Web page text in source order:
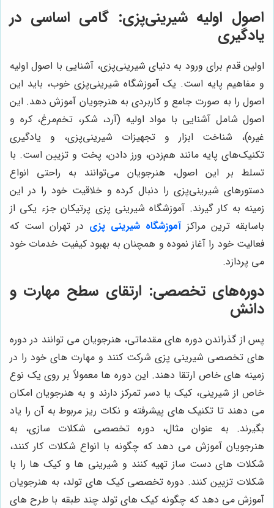
اصول اولیه شیرینی‌پزی: گامی اساسی در
یادگیری
اولین قدم برای ورود به دنیای شیرینی‌پزی، آشنایی با اصول اولیه
و مفاهیم پایه است. یک آموزشگاه شیرینی‌پزی خوب، باید این
اصول را به صورت جامع و کاربردی به هنرجویان آموزش دهد. این
اصول شامل آشنایی با مواد اولیه (آرد، شکر، تخم‌مرغ، کره و
غیره)، شناخت ابزار و تجهیزات شیرینی‌پزی، و یادگیری
تکنیک‌های پایه مانند هم‌زدن، ورز دادن، پخت و تزیین است. با
تسلط بر این اصول، هنرجویان می‌توانند به راحتی انواع
دستورهای شیرینی‌پزی را دنبال کرده و خلاقیت خود را در این
زمینه به کار گیرند. آموزشگاه شیرینی پزی پرتیکان جزء یکی از
باسابقه ترین مراکزآموزشگاه شیرینی پزی در تهران است که
فعالیت خود را آغاز نموده و همچنان به بهبود کیفیت خدمات خود
می پردازد.
دوره‌های تخصصی: ارتقای سطح مهارت و
دانش
پس از گذراندن دوره های مقدماتی، هنرجویان می توانند در دوره
های تخصصی شیرینی پزی شرکت کنند و مهارت های خود را در
زمینه های خاص ارتقا دهند. این دوره ها معمولاً بر روی یک نوع
خاص از شیرینی، کیک یا دسر تمرکز دارند و به هنرجویان امکان
می دهند تا تکنیک های پیشرفته و نکات ریز مربوط به آن را یاد
بگیرند. به عنوان مثال، دوره تخصصی شکلات سازی، به
هنرجویان آموزش می دهد که چگونه با انواع شکلات کار کنند،
شکلات های دست ساز تهیه کنند و شیرینی ها و کیک ها را با
شکلات تزیین کنند. دوره تخصصی کیک های تولد، به هنرجویان
آموزش می دهد که چگونه کیک های تولد چند طبقه با طرح های